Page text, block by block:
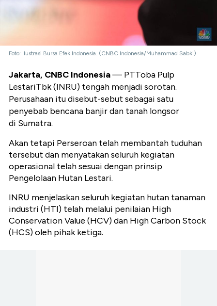
Foto: Ilustrasi Bursa Efek Indonesia. (CNBC Indonesia/Muhammad Sabki)
Jakarta, CNBC Indonesia— PTToba Pulp
LestariTbk (INRU) tengah menjadi sorotan.
Perusahaan itu disebut-sebut sebagai satu
penyebab bencana banjir dan tanah longsor
di Sumatra.
Akan tetapi Perseroan telah membantah tuduhan
tersebut dan menyatakan seluruh kegiatan
operasional telah sesuai dengan prinsip
Pengelolaan Hutan Lestari.
INRU menjelaskan seluruh kegiatan hutan tanaman
industri (HTI) telah melalui penilaian High
Conservation Value (HCV) dan High Carbon Stock
(HCS) oleh pihak ketiga.